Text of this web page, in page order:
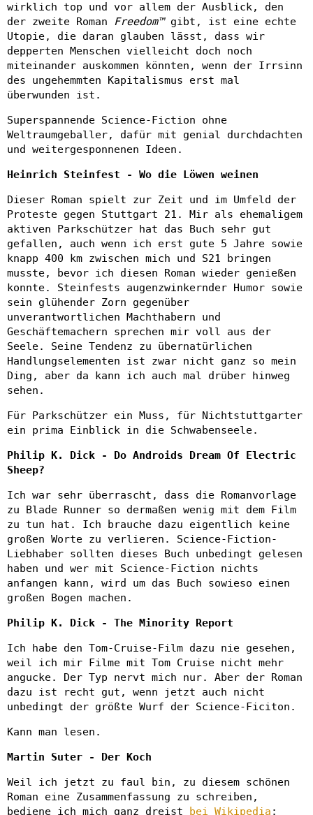
wirklich top und vor allem der Ausblick, den
der zweite Roman Freedom™ gibt, ist eine echte
Utopie, die daran glauben lässt, dass wir
depperten Menschen vielleicht doch noch
miteinander auskommen könnten, wenn der Irrsinn
des ungehemmten Kapitalismus erst mal
überwunden ist.
Superspannende Science-Fiction ohne
Weltraumgeballer, dafür mit genial durchdachten
und weitergesponnenen Ideen.
Heinrich Steinfest - Wo die Löwen weinen
Dieser Roman spielt zur Zeit und im Umfeld der
Proteste gegen Stuttgart 21. Mir als ehemaligem
aktiven Parkschützer hat das Buch sehr gut
gefallen, auch wenn ich erst gute 5 Jahre sowie
knapp 400 km zwischen mich und S21 bringen
musste, bevor ich diesen Roman wieder genießen
konnte. Steinfests augenzwinkernder Humor sowie
sein glühender Zorn gegenüber
unverantwortlichen Machthabern und
Geschäftemachern sprechen mir voll aus der
Seele. Seine Tendenz zu übernatürlichen
Handlungselementen ist zwar nicht ganz so mein
Ding, aber da kann ich auch mal drüber hinweg
sehen.
Für Parkschützer ein Muss, für Nichtstuttgarter
ein prima Einblick in die Schwabenseele.
Philip K. Dick - Do Androids Dream Of Electric
Sheep?
Ich war sehr überrascht, dass die Romanvorlage
zu Blade Runner so dermaßen wenig mit dem Film
zu tun hat. Ich brauche dazu eigentlich keine
großen Worte zu verlieren. Science-Fiction-
Liebhaber sollten dieses Buch unbedingt gelesen
haben und wer mit Science-Fiction nichts
anfangen kann, wird um das Buch sowieso einen
großen Bogen machen.
Philip K. Dick - The Minority Report
Ich habe den Tom-Cruise-Film dazu nie gesehen,
weil ich mir Filme mit Tom Cruise nicht mehr
angucke. Der Typ nervt mich nur. Aber der Roman
dazu ist recht gut, wenn jetzt auch nicht
unbedingt der größte Wurf der Science-Ficiton.
Kann man lesen.
Martin Suter - Der Koch
Weil ich jetzt zu faul bin, zu diesem schönen
Roman eine Zusammenfassung zu schreiben,
bediene ich mich ganz dreist
bei Wikipedia :